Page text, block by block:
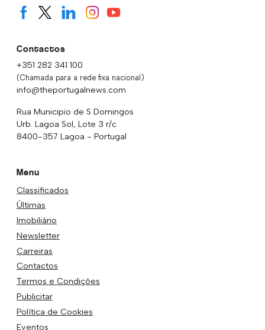
Contactos
+351 282 341 100
(Chamada para a rede fixa nacional)
info@theportugalnews.com
Rua Municipio de S Domingos
Urb. Lagoa Sol, Lote 3 r/c
8400-357 Lagoa - Portugal
Menu
Classificados
Últimas
Imobiliário
Newsletter
Carreiras
Contactos
Termos e Condições
Publicitar
Política de Cookies
Eventos